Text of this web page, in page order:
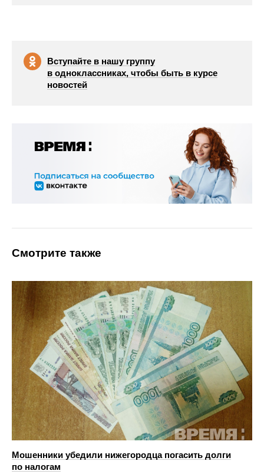
Вступайте в нашу группу
в одноклассниках, чтобы быть в курсе
новостей
Смотрите также
Мошенники убедили нижегородца погасить долги
по налогам